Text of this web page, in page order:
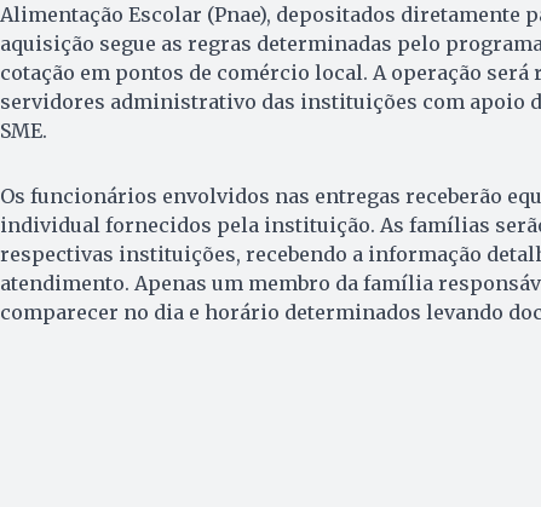
Alimentação Escolar (Pnae), depositados diretamente
aquisição segue as regras determinadas pelo
cotação em pontos de comércio local. A operação será
servidores administrativo das instituições com apoio
SME.
Os funcionários envolvidos nas entregas receberão
individual fornecidos pela instituição. As famílias
respectivas instituições, recebendo a informação
atendimento. Apenas um membro da família
comparecer no dia e horário determinados levando